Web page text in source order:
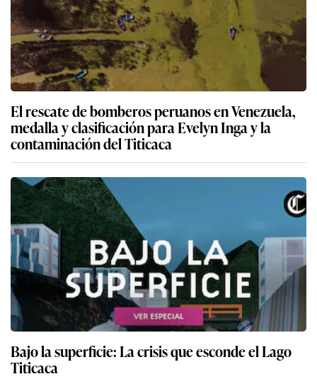
El rescate de bomberos peruanos en Venezuela,
medalla y clasificación para Evelyn Inga y la
contaminación del Titicaca
Bajo la superficie: La crisis que esconde el Lago
Titicaca